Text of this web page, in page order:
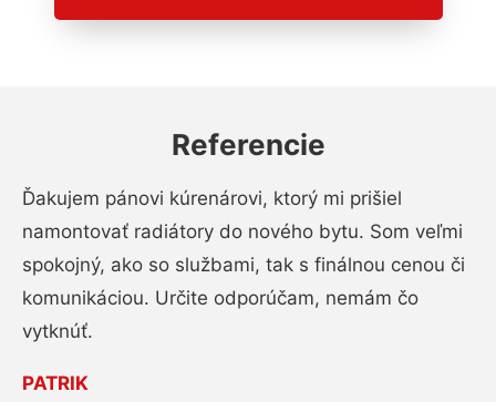
Referencie
Ďakujem pánovi kúrenárovi, ktorý mi prišiel
namontovať radiátory do nového bytu. Som veľmi
spokojný, ako so službami, tak s finálnou cenou či
komunikáciou. Určite odporúčam, nemám čo
vytknúť.
PATRIK